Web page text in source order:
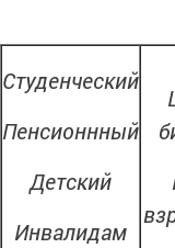
Студенческий
Пенсионнный
Детский
Инвалидам